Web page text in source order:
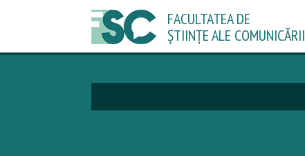
FACULTATEA DE
ȘTIINȚE ALE COMUNICĂRII